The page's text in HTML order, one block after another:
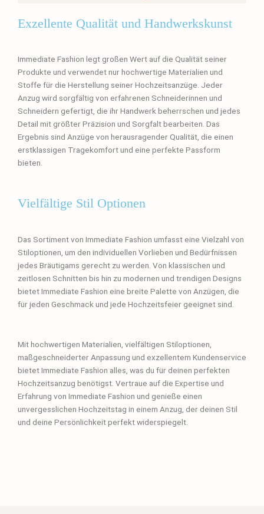
Exzellente Qualität und Handwerkskunst
Immediate Fashion legt großen Wert auf die Qualität seiner
Produkte und verwendet nur hochwertige Materialien und
Stoffe für die Herstellung seiner Hochzeitsanzüge. Jeder
Anzug wird sorgfältig von erfahrenen Schneiderinnen und
Schneidern gefertigt, die ihr Handwerk beherrschen und jedes
Detail mit größter Präzision und Sorgfalt bearbeiten. Das
Ergebnis sind Anzüge von herausragender Qualität, die einen
erstklassigen Tragekomfort und eine perfekte Passform
bieten.
Vielfältige Stil Optionen
Das Sortiment von Immediate Fashion umfasst eine Vielzahl von
Stiloptionen, um den individuellen Vorlieben und Bedürfnissen
jedes Bräutigams gerecht zu werden. Von klassischen und
zeitlosen Schnitten bis hin zu modernen und trendigen Designs
bietet Immediate Fashion eine breite Palette von Anzügen, die
für jeden Geschmack und jede Hochzeitsfeier geeignet sind.
Mit hochwertigen Materialien, vielfältigen Stiloptionen,
maßgeschneiderter Anpassung und exzellentem Kundenservice
bietet Immediate Fashion alles, was du für deinen perfekten
Hochzeitsanzug benötigst. Vertraue auf die Expertise und
Erfahrung von Immediate Fashion und genieße einen
unvergesslichen Hochzeitstag in einem Anzug, der deinen Stil
und deine Persönlichkeit perfekt widerspiegelt.